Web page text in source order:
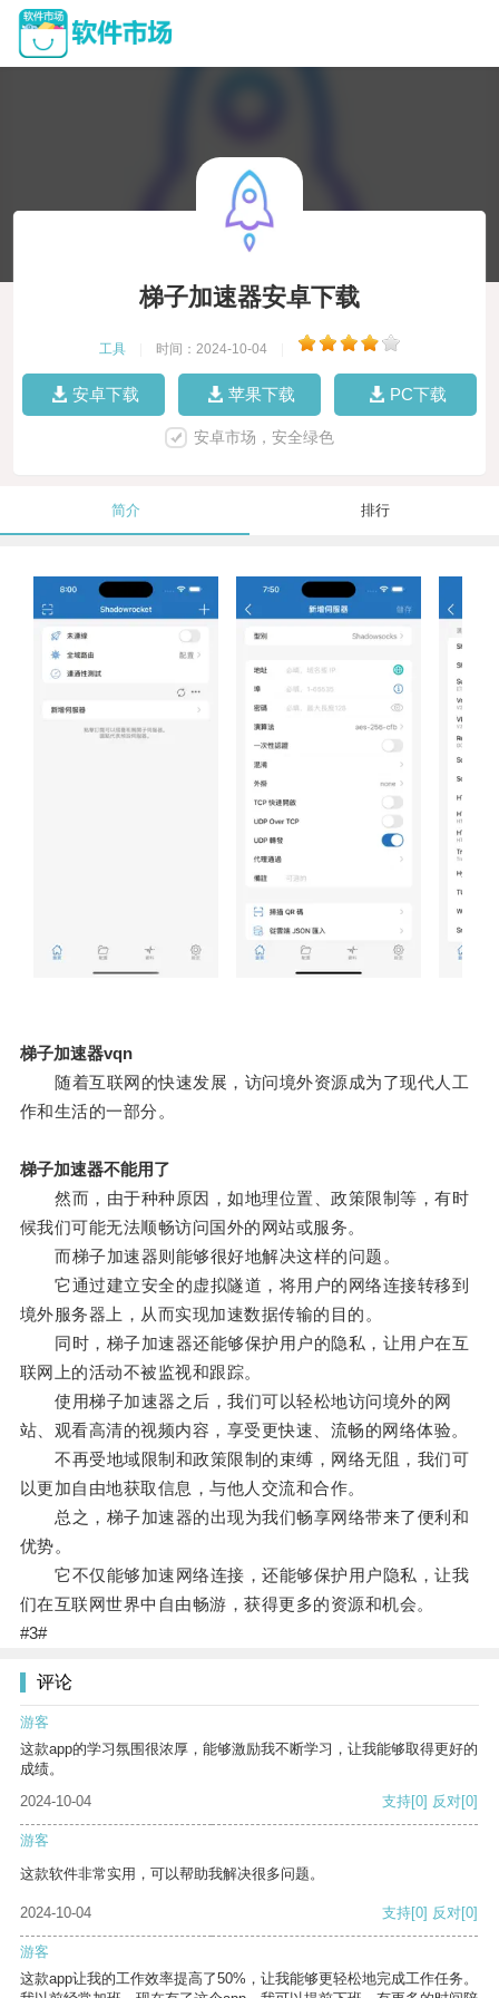
梯子加速器安卓下载
工具 时间：2024-10-04
安卓下载 苹果下载 PC下载
安卓市场，安全绿色
简介 排行
梯子加速器vqn
随着互联网的快速发展，访问境外资源成为了现代人工
作和生活的一部分。
梯子加速器不能用了
然而，由于种种原因，如地理位置、政策限制等，有时
候我们可能无法顺畅访问国外的网站或服务。
而梯子加速器则能够很好地解决这样的问题。
它通过建立安全的虚拟隧道，将用户的网络连接转移到
境外服务器上，从而实现加速数据传输的目的。
同时，梯子加速器还能够保护用户的隐私，让用户在互
联网上的活动不被监视和跟踪。
使用梯子加速器之后，我们可以轻松地访问境外的网
站、观看高清的视频内容，享受更快速、流畅的网络体验。
不再受地域限制和政策限制的束缚，网络无阻，我们可
以更加自由地获取信息，与他人交流和合作。
总之，梯子加速器的出现为我们畅享网络带来了便利和
优势。
它不仅能够加速网络连接，还能够保护用户隐私，让我
们在互联网世界中自由畅游，获得更多的资源和机会。
#3#
评论
游客
这款app的学习氛围很浓厚，能够激励我不断学习，让我能够取得更好的
成绩。
2024-10-04
支持[0] 反对[0]
游客
这款软件非常实用，可以帮助我解决很多问题。
2024-10-04 支持[0] 反对[0]
游客
这款app让我的工作效率提高了50%，让我能够更轻松地完成工作任务。